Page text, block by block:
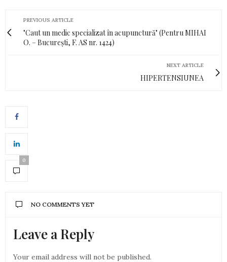
PREVIOUS ARTICLE
"Caut un medic specializat în acupunctură" (Pentru MIHAI
O. – București, F. AS nr. 1424)
NEXT ARTICLE
HIPERTENSIUNEA
0
NO COMMENTS YET
Leave a Reply
Your email address will not be published.